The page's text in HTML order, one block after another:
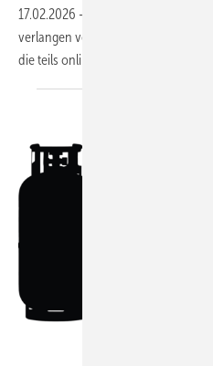
17.02.2026 -
verlangen verpflichtende
die teils online möglich